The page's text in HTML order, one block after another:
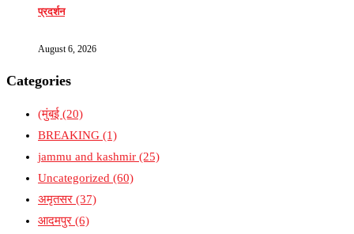
प्रदर्शन
August 6, 2026
Categories
(मुंबई (20)
BREAKING (1)
jammu and kashmir (25)
Uncategorized (60)
अमृतसर (37)
आदमपुर (6)